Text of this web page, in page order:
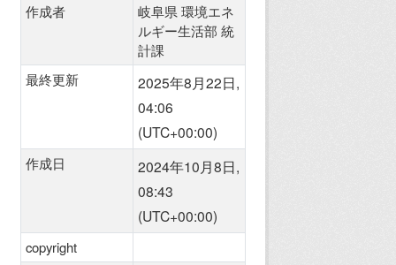
作成者
岐阜県 環境エネ
ルギー生活部 統
計課
最終更新
2025年8月22日,
04:06
(UTC+00:00)
作成日
2024年10月8日,
08:43
(UTC+00:00)
copyright